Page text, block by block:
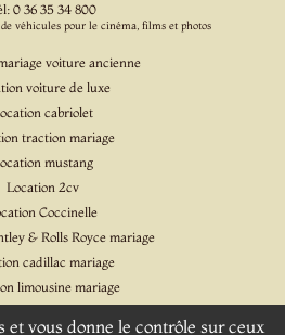
0 36 35 34 800
véhicules pour le cinéma, films et photos
voiture ancienne
voiture de luxe
cabriolet
traction mariage
mustang
Location 2cv
Coccinelle
& Rolls Royce mariage
cadillac mariage
limousine mariage
et vous donne le contrôle sur ceux